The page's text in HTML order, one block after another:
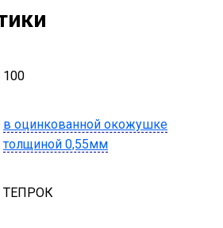
100
в оцинкованной окожушке
толщиной 0,55мм
ТЕПРОК